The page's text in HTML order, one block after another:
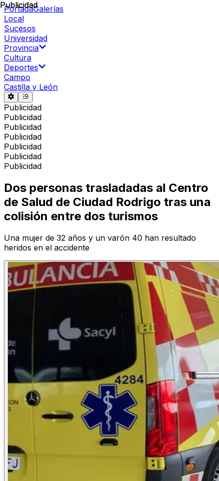
PortadaGalerías
Local
Sucesos
Universidad
Provincia
Cultura
Deportes
Campo
Castilla y León
Publicidad
Publicidad
Publicidad
Publicidad
Publicidad
Publicidad
Publicidad
Publicidad
Dos personas trasladadas al Centro
de Salud de Ciudad Rodrigo tras una
colisión entre dos turismos
Una mujer de 32 años y un varón 40 han resultado
heridos en el accidente
Publicidad